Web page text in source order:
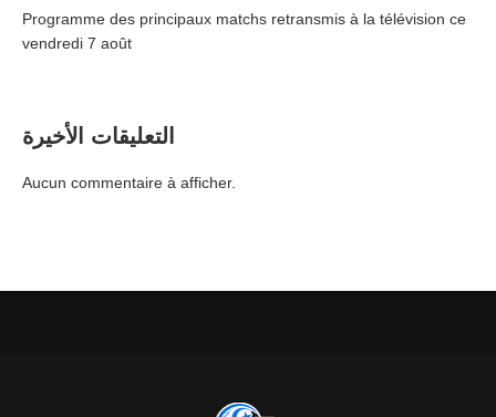
Programme des principaux matchs retransmis à la télévision ce
vendredi 7 août
التعليقات الأخيرة
Aucun commentaire à afficher.